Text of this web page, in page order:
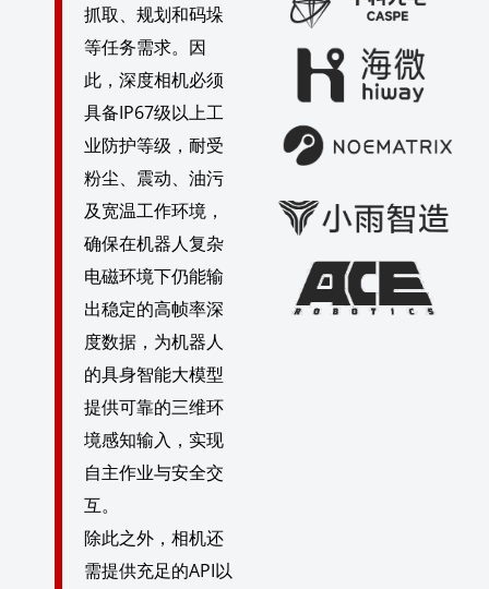
抓取、规划和码垛
等任务需求。因
此，深度相机必须
具备IP67级以上工
业防护等级，耐受
粉尘、震动、油污
及宽温工作环境，
确保在机器人复杂
电磁环境下仍能输
出稳定的高帧率深
度数据，为机器人
的具身智能大模型
提供可靠的三维环
境感知输入，实现
自主作业与安全交
互。
除此之外，相机还
需提供充足的API以